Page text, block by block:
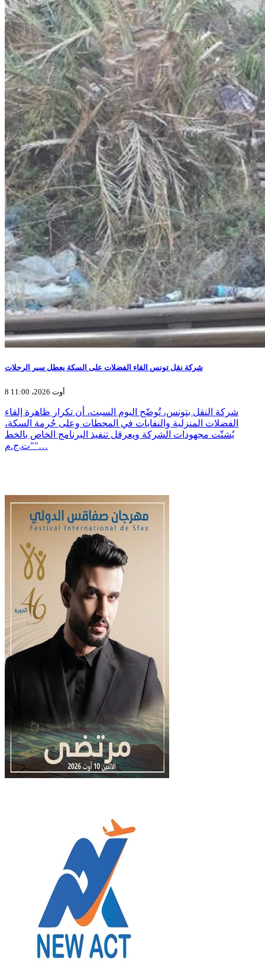
شركة نقل تونس القاء الفضلات على السكة يعطل سير الرحلات
8 أوت 2026، 11:00
شركة النقل بتونس، تُوضّح اليوم السبت، أن تكرار ظاهرة إلقاء
الفضلات المنزلية والنفايات في المحطات وعلى حُرمة السكة،
يُشتّت مجهودات الشركة ويعرقل تنفيذ البرنامج الخاص بالخط
"ت.ج.م"…